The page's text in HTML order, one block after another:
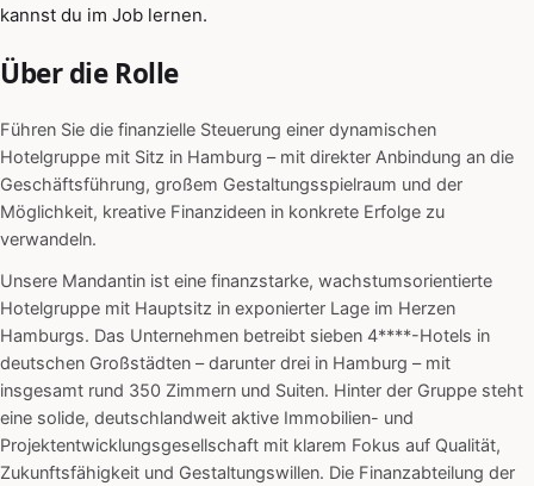
kannst du im Job lernen.
Über die Rolle
Führen Sie die finanzielle Steuerung einer dynamischen
Hotelgruppe mit Sitz in Hamburg – mit direkter Anbindung an die
Geschäftsführung, großem Gestaltungsspielraum und der
Möglichkeit, kreative Finanzideen in konkrete Erfolge zu
verwandeln.
Unsere Mandantin ist eine finanzstarke, wachstumsorientierte
Hotelgruppe mit Hauptsitz in exponierter Lage im Herzen
Hamburgs. Das Unternehmen betreibt sieben 4****-Hotels in
deutschen Großstädten – darunter drei in Hamburg – mit
insgesamt rund 350 Zimmern und Suiten. Hinter der Gruppe steht
eine solide, deutschlandweit aktive Immobilien- und
Projektentwicklungsgesellschaft mit klarem Fokus auf Qualität,
Zukunftsfähigkeit und Gestaltungswillen. Die Finanzabteilung der